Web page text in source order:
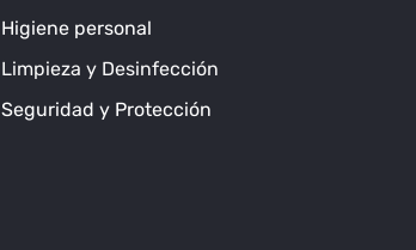
Higiene personal
Limpieza y Desinfección
Seguridad y Protección